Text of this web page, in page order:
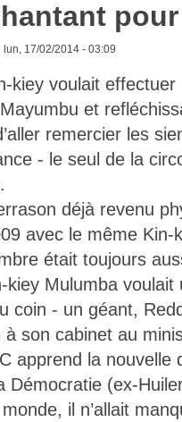
lun, 17/02/2014 - 03:09
kiey voulait
Mayumbu et
remercier les
- le seul de la
déjà revenu
avec le même Kin-
était toujours
Mulumba voulait
coin - un géant,
son cabinet au
apprend la nouvelle
Démocratie (ex-
il n’allait